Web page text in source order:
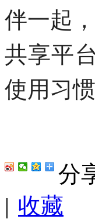
伴一起
共享平
使用习
分
| 收藏